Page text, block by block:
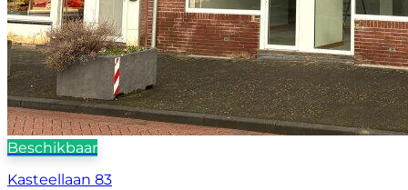
Beschikbaar
Kasteellaan 83